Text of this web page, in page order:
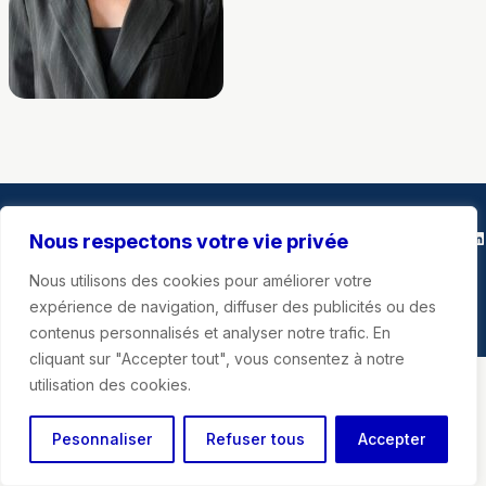
Nous respectons votre vie privée
Nous utilisons des cookies pour améliorer votre
expérience de navigation, diffuser des publicités ou des
contenus personnalisés et analyser notre trafic. En
cliquant sur "Accepter tout", vous consentez à notre
utilisation des cookies.
Pesonnaliser Refuser tous Accepter
Marie-Agnès Poussier-Winsback
Mentions légales